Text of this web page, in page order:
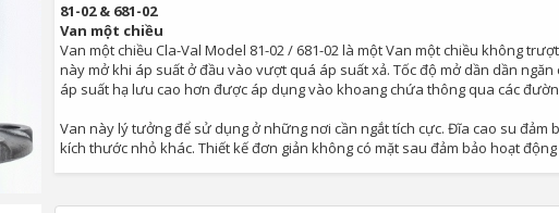
81-02 & 681-02
Van một chiều
Van một chiều Cla-Val Model 81-02 / 681-02 là một Van một chiều không
này mở khi áp suất ở đầu vào vượt quá áp suất xả. Tốc độ mở dần dần
áp suất hạ lưu cao hơn được áp dụng vào khoang chứa thông qua các
Van này lý tưởng để sử dụng ở những nơi cần ngắt tích cực. Đĩa cao su đảm
kích thước nhỏ khác. Thiết kế đơn giản không có mặt sau đảm bảo hoạt